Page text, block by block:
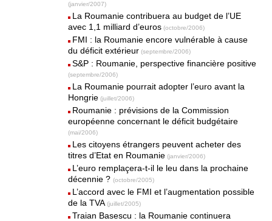
(janvier/2007)
La Roumanie contribuera au budget de l’UE
avec 1,1 milliard d’euros (octobre/2006)
FMI : la Roumanie encore vulnérable à cause
du déficit extérieur (septembre/2006)
S&P : Roumanie, perspective financière positive
(septembre/2006)
La Roumanie pourrait adopter l’euro avant la
Hongrie (juillet/2006)
Roumanie : prévisions de la Commission
européenne concernant le déficit budgétaire
(mai/2006)
Les citoyens étrangers peuvent acheter des
titres d’Etat en Roumanie (janvier/2006)
L’euro remplaçera-t-il le leu dans la prochaine
décennie ?(octobre/2005)
L’accord avec le FMI et l’augmentation possible
de la TVA (juillet/2005)
Traian Basescu : la Roumanie continuera